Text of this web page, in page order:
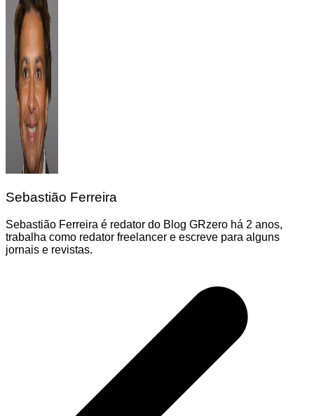
Sebastião Ferreira
Sebastião Ferreira é redator do Blog GRzero há 2 anos,
trabalha como redator freelancer e escreve para alguns
jornais e revistas.